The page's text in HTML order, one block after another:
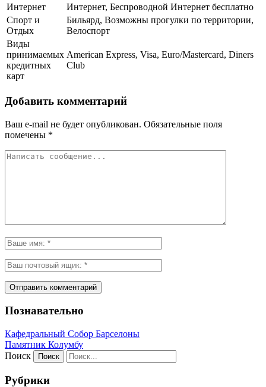
Интернет
Интернет, Беспроводной Интернет бесплатно
Спорт и
Отдых
Бильярд, Возможны прогулки по территории,
Велоспорт
Виды
принимаемых
кредитных
карт
American Express, Visa, Euro/Mastercard, Diners
Club
Добавить комментарий
Ваш e-mail не будет опубликован. Обязательные поля
помечены *
Познавательно
Кафeдрaльный Собор Барселоны
Пaмятник Колумбу
Поиск
Рубрики